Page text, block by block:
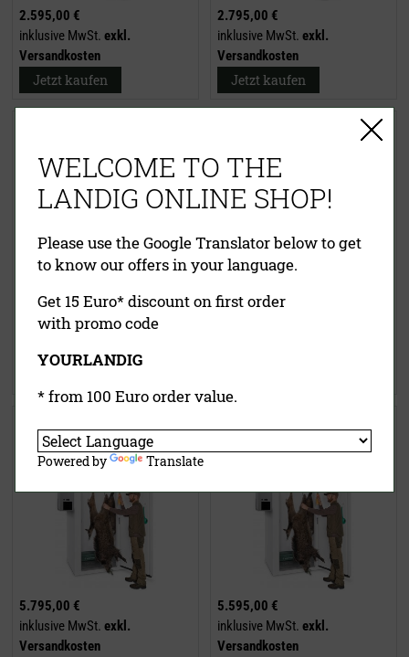
2.595,00 €
inklusive MwSt. exkl.
Versandkosten
Jetzt kaufen
2.795,00 €
inklusive MwSt. exkl.
Versandkosten
Jetzt kaufen
4.395,00 €
inklusive MwSt.exkl.
Versandkosten
Premium (komplett Edelstahl)
4.895,00 €
Seitenwandkühlung
5.795,00 €
inklusive MwSt. exkl.
Versandkosten
5.595,00 €
inklusive MwSt. exkl.
Versandkosten
WELCOME TO THE
LANDIG ONLINE SHOP!
Please use the Google Translator below to get
to know our offers in your language.
Get 15 Euro* discount on first order
with promo code
YOURLANDIG
* from 100 Euro order value.
Powered by Translate